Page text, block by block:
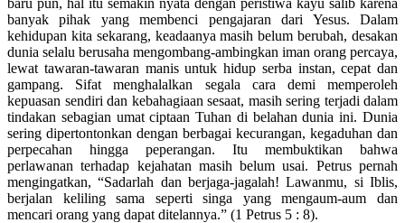
banyak pihak yang membenci pengajaran dari Yesus. Dalam
kehidupan kita sekarang, keadaanya masih belum berubah, desakan
dunia selalu berusaha mengombang-ambingkan iman orang percaya,
lewat tawaran-tawaran manis untuk hidup serba instan, cepat dan
gampang. Sifat menghalalkan segala cara demi memperoleh
kepuasan sendiri dan kebahagiaan sesaat, masih sering terjadi dalam
tindakan sebagian umat ciptaan Tuhan di belahan dunia ini. Dunia
sering dipertontonkan dengan berbagai kecurangan, kegaduhan dan
perpecahan hingga peperangan. Itu membuktikan bahwa
perlawanan terhadap kejahatan masih belum usai. Petrus pernah
mengingatkan, “Sadarlah dan berjaga-jagalah! Lawanmu, si Iblis,
berjalan keliling sama seperti singa yang mengaum-aum dan
mencari orang yang dapat ditelannya.” (1 Petrus 5 : 8).